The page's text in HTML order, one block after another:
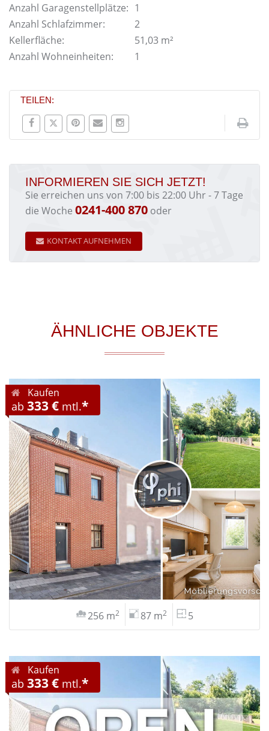
Anzahl Garagenstellplätze: 1
Anzahl Schlafzimmer:
2
Kellerfläche:
51,03 m²
Anzahl Wohneinheiten:
1
TEILEN:
INFORMIEREN SIE SICH JETZT!
Sie erreichen uns von 7:00 bis 22:00 Uhr - 7 Tage
die Woche 0241-400 870 oder
KONTAKT AUFNEHMEN
ÄHNLICHE OBJEKTE
Kaufen
ab 333 € mtl.*
256 m2 87 m2 5
Kaufen
ab 333 € mtl.*